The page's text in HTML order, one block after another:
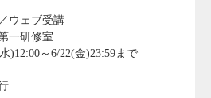
ウェブ受講
一研修室
)12:00～6/22(金)23:59まで